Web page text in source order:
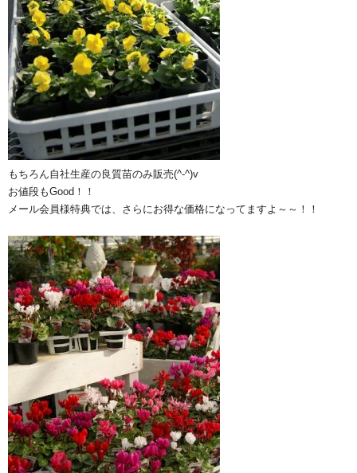
もちろん自社生産の良質苗のみ販売(^-^)v
お値段もGood！！
メール会員様特典では、さらにお得な価格になってますよ～～！！